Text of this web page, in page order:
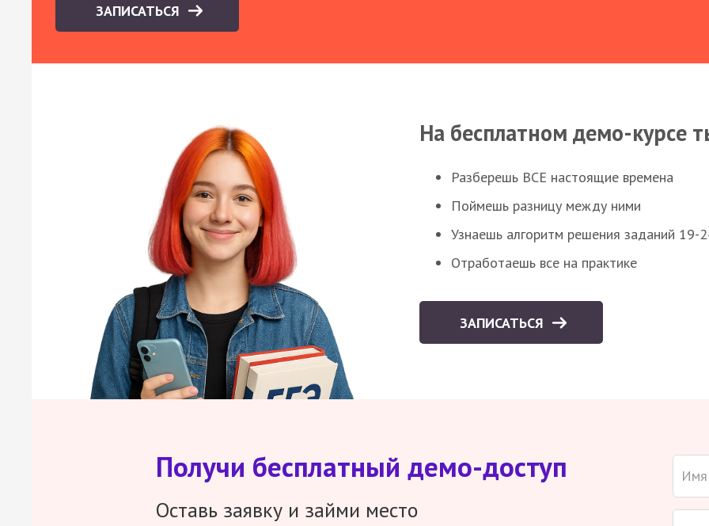
ЗАПИСАТЬСЯ
На бесплатном демо-курсе
Разберешь ВСЕ настоящие времена
Поймешь разницу между ними
Узнаешь алгоритм решения заданий 19-
Отработаешь все на практике
ЗАПИСАТЬСЯ
Получи бесплатный демо-доступ
Оставь заявку и займи место